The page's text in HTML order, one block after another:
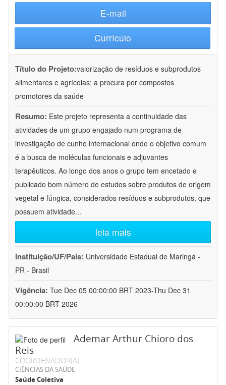
E-mail
Currículo
Título do Projeto:valorização de resíduos e subprodutos
alimentares e agrícolas: a procura por compostos
promotores da saúde
Resumo: Este projeto representa a continuidade das
atividades de um grupo engajado num programa de
investigação de cunho internacional onde o objetivo comum
é a busca de moléculas funcionais e adjuvantes
terapêuticos. Ao longo dos anos o grupo tem encetado e
publicado bom número de estudos sobre produtos de origem
vegetal e fúngica, considerados resíduos e subprodutos, que
possuem atividade...
leia mais
Instituição/UF/País: Universidade Estadual de Maringá -
PR - Brasil
Vigência: Tue Dec 05 00:00:00 BRT 2023-Thu Dec 31
00:00:00 BRT 2026
Ademar Arthur Chioro dos
Reis
COORDENADOR(A)
CIÊNCIAS DA SAÚDE
Saúde Coletiva